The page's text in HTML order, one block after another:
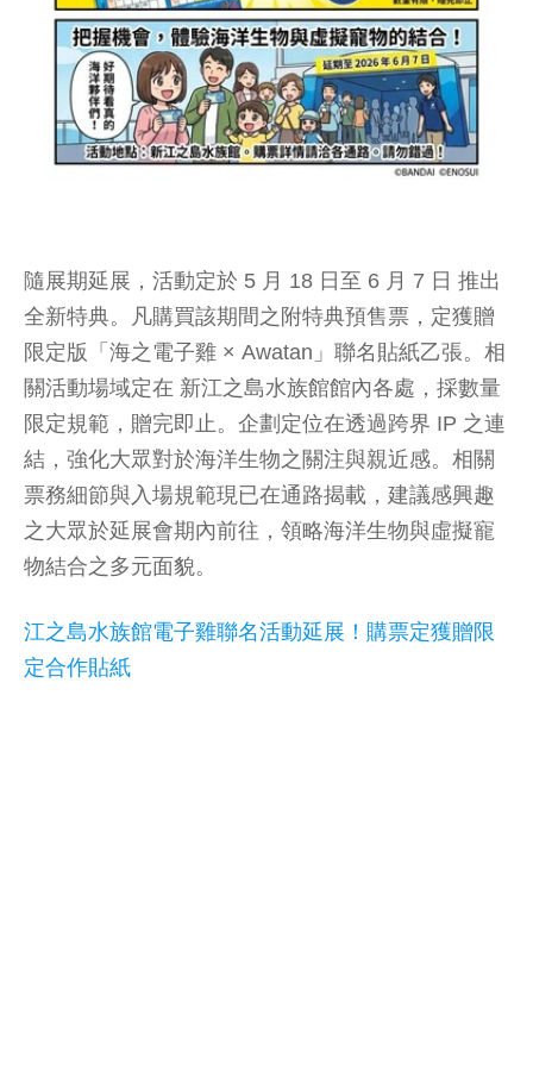
隨展期延展，活動定於 5 月 18 日至 6 月 7 日 推出
全新特典。凡購買該期間之附特典預售票，定獲贈
限定版「海之電子雞 × Awatan」聯名貼紙乙張。相
關活動場域定在 新江之島水族館館內各處，採數量
限定規範，贈完即止。企劃定位在透過跨界 IP 之連
結，強化大眾對於海洋生物之關注與親近感。相關
票務細節與入場規範現已在通路揭載，建議感興趣
之大眾於延展會期內前往，領略海洋生物與虛擬寵
物結合之多元面貌。
江之島水族館電子雞聯名活動延展！購票定獲贈限
定合作貼紙